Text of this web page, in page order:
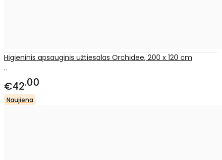
Higieninis apsauginis užtiesalas Orchidee, 200 x 120 cm
..
€42 00
Naujiena